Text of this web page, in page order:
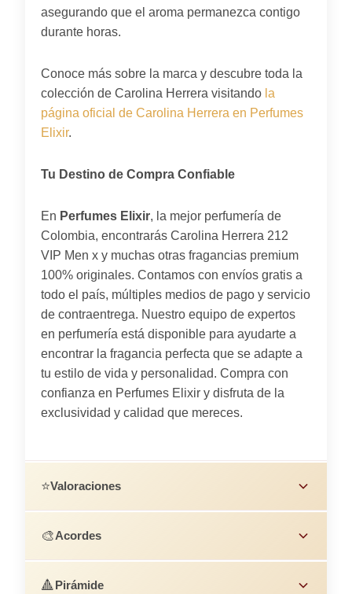
asegurando que el aroma permanezca contigo
durante horas.
Conoce más sobre la marca y descubre toda la
colección de Carolina Herrera visitando la
página oficial de Carolina Herrera en Perfumes
Elixir.
Tu Destino de Compra Confiable
En Perfumes Elixir, la mejor perfumería de
Colombia, encontrarás Carolina Herrera 212
VIP Men x y muchas otras fragancias premium
100% originales. Contamos con envíos gratis a
todo el país, múltiples medios de pago y servicio
de contraentrega. Nuestro equipo de expertos
en perfumería está disponible para ayudarte a
encontrar la fragancia perfecta que se adapte a
tu estilo de vida y personalidad. Compra con
confianza en Perfumes Elixir y disfruta de la
exclusividad y calidad que mereces.
⭐Valoraciones
🎨Acordes
🔺Pirámide